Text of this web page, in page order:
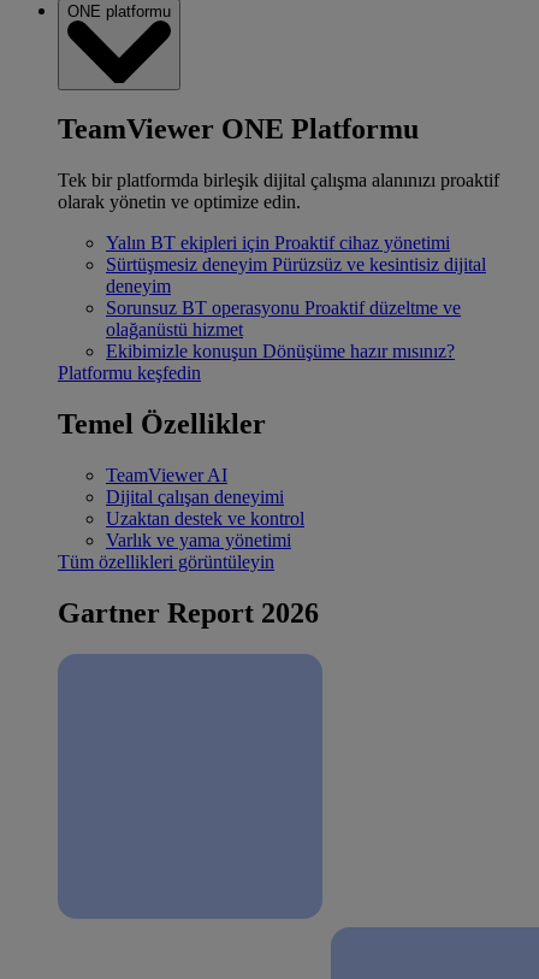
ONE platformu
TeamViewer ONE Platformu
Tek bir platformda birleşik dijital çalışma alanınızı proaktif
olarak yönetin ve optimize edin.
Yalın BT ekipleri için Proaktif cihaz yönetimi
Sürtüşmesiz deneyim Pürüzsüz ve kesintisiz dijital
deneyim
Sorunsuz BT operasyonu Proaktif düzeltme ve
olağanüstü hizmet
Ekibimizle konuşun Dönüşüme hazır mısınız?
Platformu keşfedin
Temel Özellikler
TeamViewer AI
Dijital çalışan deneyimi
Uzaktan destek ve kontrol
Varlık ve yama yönetimi
Tüm özellikleri görüntüleyin
Gartner Report 2026